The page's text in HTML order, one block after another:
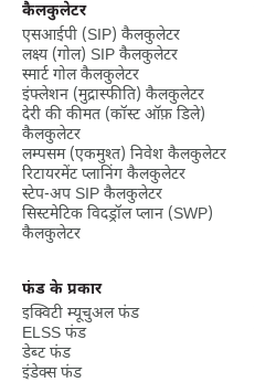
कैलकुलेटर
एसआईपी (SIP) कैलकुलेटर
लक्ष्‍य (गोल) SIP कैलकुलेटर
स्मार्ट गोल कैलकुलेटर
इंफ्लेशन (मुद्रास्फीति) कैलकुलेटर
देरी की कीमत (कॉस्ट ऑफ़ डिले)
कैलकुलेटर
लम्पसम (एकमुश्त) निवेश कैलकुलेटर
रिटायरमेंट प्लानिंग कैलकुलेटर
स्टेप-अप SIP कैलकुलेटर
सिस्टमेटिक विदड्रॉल प्लान (SWP)
कैलकुलेटर
फंड के प्रकार
इक्विटी म्यूचुअल फंड
ELSS फंड
डेब्ट फंड
इंडेक्स फंड